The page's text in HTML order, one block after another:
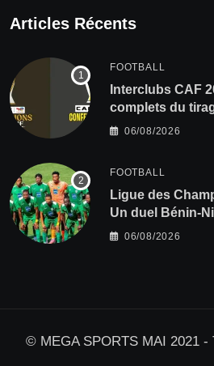
Articles Récents
FOOTBALL
Interclubs CAF
complets du
préliminaires
06/08/2026
FOOTBALL
Ligue des
Un duel Bénin-
l’aventure de
06/08/2026
© MEGA SPORTS MAI 2021 -